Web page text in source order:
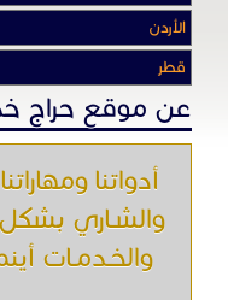
تصفح في الموقع
الرئيسية
شروط الاستخدام